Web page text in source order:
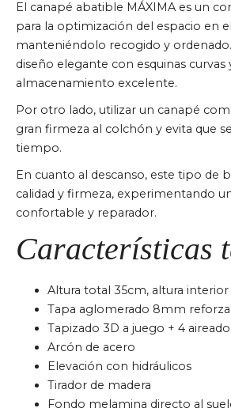
El canapé abatible MÁXIMA es un
para la optimización del espacio en
manteniéndolo recogido y
diseño elegante con esquinas curvas
almacenamiento excelente.
Por otro lado, utilizar un canapé
gran firmeza al colchón y evita que
tiempo.
En cuanto al descanso, este tipo de
calidad y firmeza, experimentando
confortable y reparador.
Características
Altura total 35cm, altura
Tapa aglomerado 8mm
Tapizado 3D a juego + 4
Arcón de acero
Elevación con hidráulicos
Tirador de madera
Fondo melamina directo al